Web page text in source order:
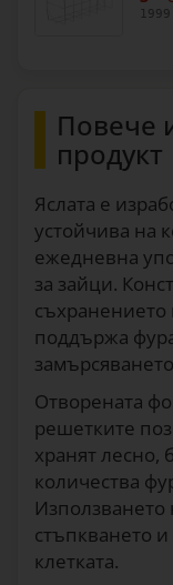
1999
Повече
продукт
Яслата е
устойчива на
ежедневна
за зайци.
съхранението
поддържа
Отворената
решетките
хранят лесно,
количества
Използването
стъпкването
клетката.